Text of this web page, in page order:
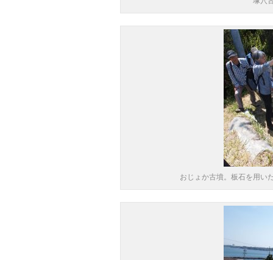
おじょか古墳。板石を用い